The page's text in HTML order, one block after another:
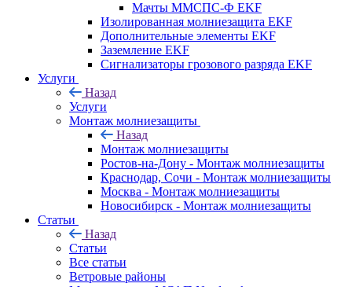
Мачты ММСПС-Ф EKF
Изолированная молниезащита EKF
Дополнительные элементы EKF
Заземление EKF
Сигнализаторы грозового разряда EKF
Услуги
Назад
Услуги
Монтаж молниезащиты
Назад
Монтаж молниезащиты
Ростов-на-Дону - Монтаж молниезащиты
Краснодар, Сочи - Монтаж молниезащиты
Москва - Монтаж молниезащиты
Новосибирск - Монтаж молниезащиты
Статьи
Назад
Статьи
Все статьи
Ветровые районы